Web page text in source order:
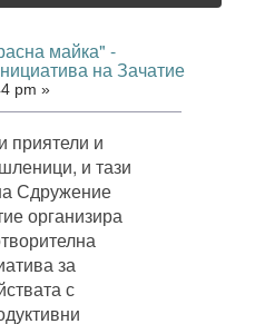
майка" -
на Зачатие
pm »
приятели и
и тази
Сдружение
организира
за
с